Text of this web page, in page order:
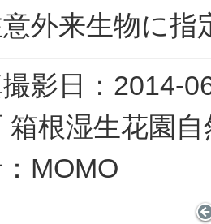
外来生物に指
撮影日：
箱根湿生花園
MOMO